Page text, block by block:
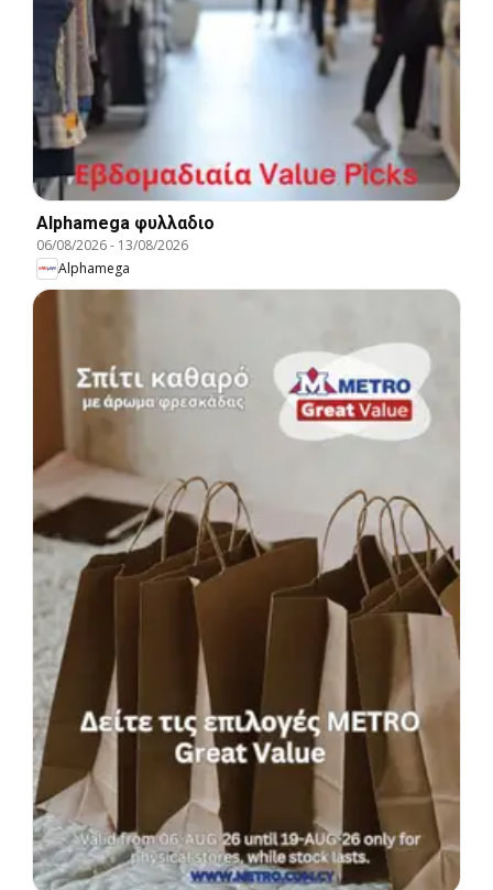
Alphamega φυλλαδιο
06/08/2026- 13/08/2026
Alphamega